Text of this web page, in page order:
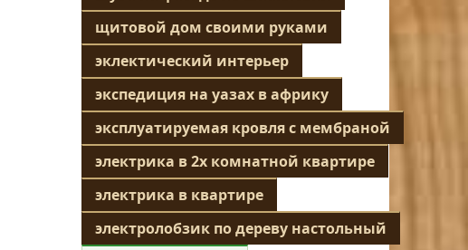
щитовой дом своими руками
эклектический интерьер
экспедиция на уазах в африку
эксплуатируемая кровля с мембраной
электрика в 2х комнатной квартире
электрика в квартире
электролобзик по дереву настольный